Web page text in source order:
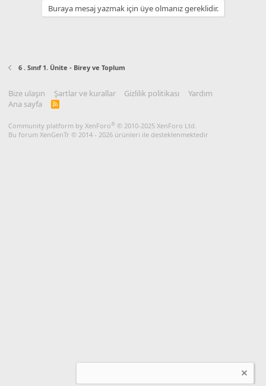
Buraya mesaj yazmak için üye olmanız gereklidir.
6 . Sınıf 1. Ünite - Birey ve Toplum
Bize ulaşın Şartlar ve kurallar Gizlilik politikası
Yardım
Ana sayfa
R
Community platform by XenForo® © 2010-2025 XenForo Ltd.
Bu forum XenGenTr © 2014 - 2026 ürünleri ile desteklenmektedir